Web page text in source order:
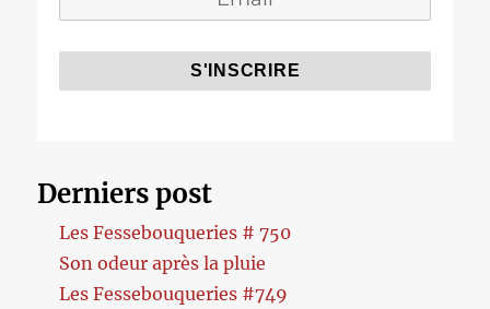
Derniers post
Les Fessebouqueries # 750
Son odeur après la pluie
Les Fessebouqueries #749